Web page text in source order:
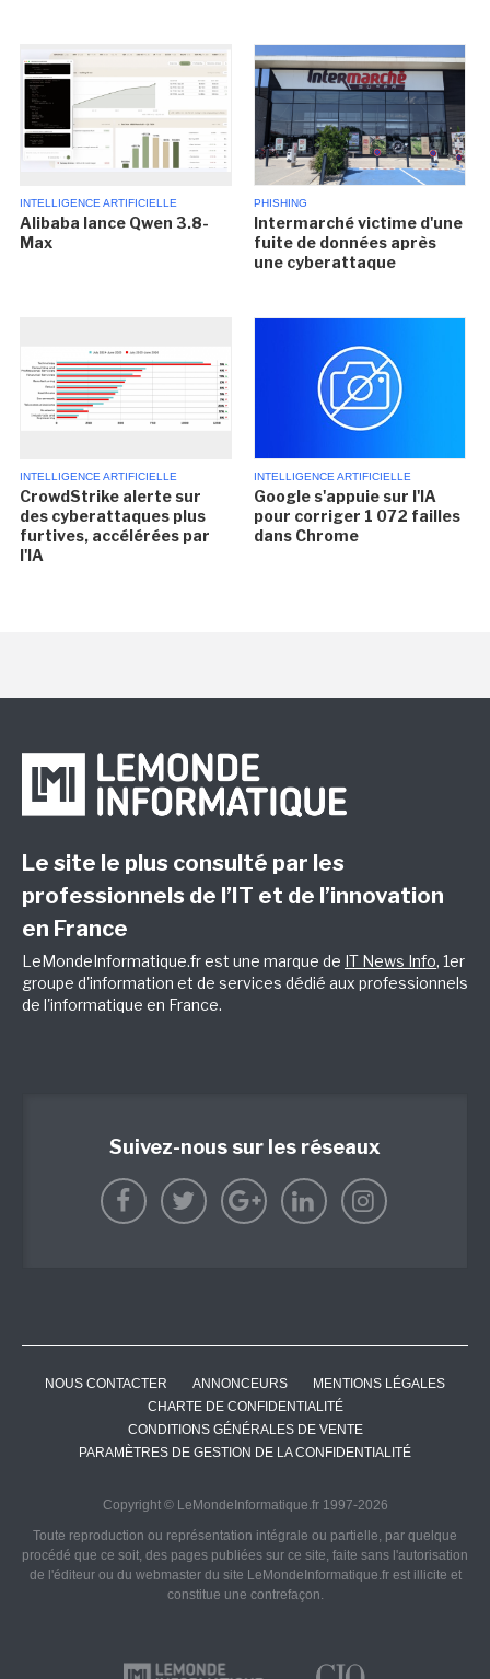
INTELLIGENCE ARTIFICIELLE
Alibaba lance Qwen 3.8-
Max
PHISHING
Intermarché victime d'une
fuite de données après
une cyberattaque
INTELLIGENCE ARTIFICIELLE
CrowdStrike alerte sur
des cyberattaques plus
furtives, accélérées par
l'IA
INTELLIGENCE ARTIFICIELLE
Google s'appuie sur l'IA
pour corriger 1 072 failles
dans Chrome
Le site le plus consulté par les
professionnels de l’IT et de l’innovation
en France
LeMondeInformatique.fr est une marque de IT News Info, 1er
groupe d'information et de services dédié aux professionnels
de l'informatique en France.
Suivez-nous sur les réseaux
NOUS CONTACTER ANNONCEURS
MENTIONS LÉGALES
CHARTE DE CONFIDENTIALITÉ
CONDITIONS GÉNÉRALES DE VENTE
PARAMÈTRES DE GESTION DE LA CONFIDENTIALITÉ
Copyright © LeMondeInformatique.fr 1997-2026
Toute reproduction ou représentation intégrale ou partielle, par quelque
procédé que ce soit, des pages publiées sur ce site, faite sans l'autorisation
de l'éditeur ou du webmaster du site LeMondeInformatique.fr est illicite et
constitue une contrefaçon.